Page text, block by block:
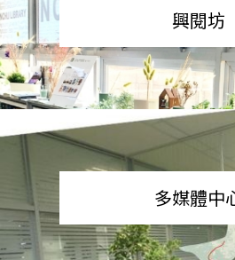
興閱坊
多媒體中